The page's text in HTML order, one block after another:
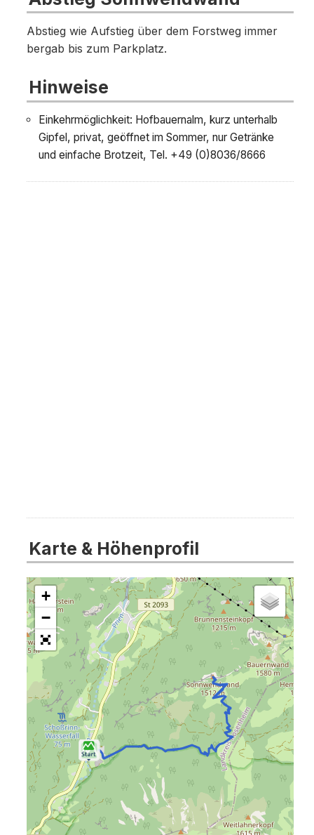
Abstieg wie Aufstieg über dem Forstweg immer
bergab bis zum Parkplatz.
Hinweise
Einkehrmöglichkeit: Hofbauernalm, kurz unterhalb
Gipfel, privat, geöffnet im Sommer, nur Getränke
und einfache Brotzeit, Tel. +49 (0)8036/8666
Karte & Höhenprofil
+
−